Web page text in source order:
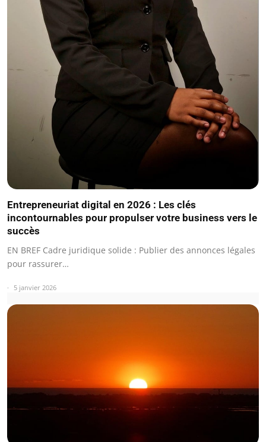
Entrepreneuriat digital en 2026 : Les clés
incontournables pour propulser votre business vers le
succès
EN BREF Cadre juridique solide : Publier des annonces légales
pour rassurer…
5 janvier 2026